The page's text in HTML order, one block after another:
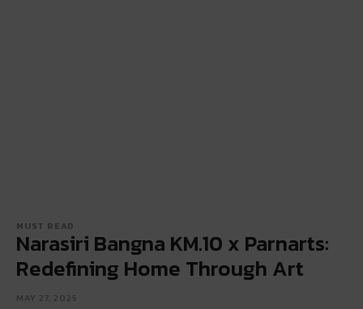
MUST READ
Narasiri Bangna KM.10 x Parnarts:
Redefining Home Through Art
MAY 27, 2025